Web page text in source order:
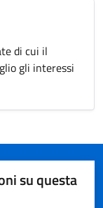
di cui il
gli interessi
su questa